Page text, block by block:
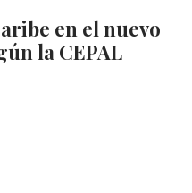
en el nuevo
la CEPAL